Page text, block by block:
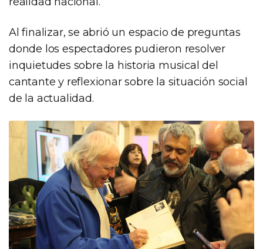
Al finalizar, se abrió un espacio de preguntas
donde los espectadores pudieron resolver
inquietudes sobre la historia musical del
cantante y reflexionar sobre la situación social
de la actualidad.